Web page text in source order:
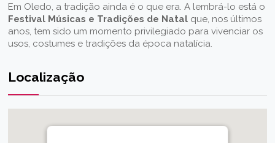
Em Oledo, a tradição ainda é o que era. A lembrá-lo está o
Festival Músicas e Tradições de Natal que, nos últimos
anos, tem sido um momento privilegiado para vivenciar os
usos, costumes e tradições da época natalícia.
Localização